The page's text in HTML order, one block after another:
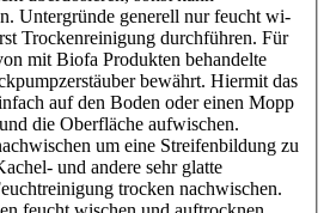
Untergründe generell nur feucht wi-
Trockenreinigung durchführen. Für
mit Biofa Produkten behandelte
bewährt. Hiermit das
auf den Boden oder einen Mopp
die Oberfläche aufwischen.
um eine Streifenbildung zu
und andere sehr glatte
trocken nachwischen.